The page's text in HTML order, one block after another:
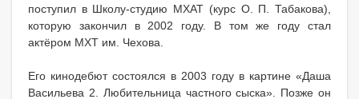
поступил в Школу-студию МХАТ (курс О. П. Табакова),
которую закончил в 2002 году. В том же году стал
актёром МХТ им. Чехова.
Его кинодебют состоялся в 2003 году в картине «Даша
Васильева 2. Любительница частного сыска». Позже он